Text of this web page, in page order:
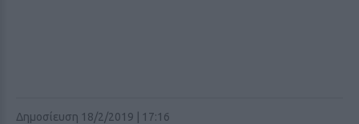
Δημοσίευση 18/2/2019 | 17:16